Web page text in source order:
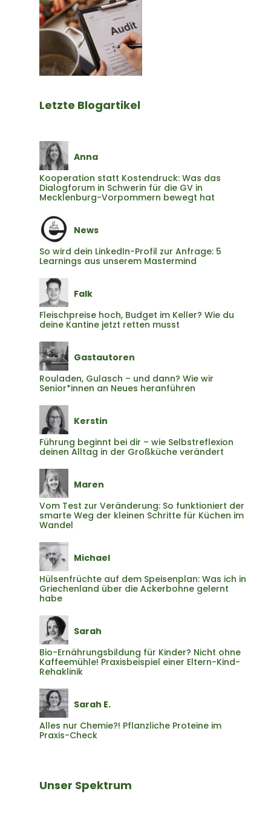
l
t
u
n
g
Letzte Blogartikel
Anna
Kooperation statt Kostendruck: Was das
Dialogforum in Schwerin für die GV in
Mecklenburg-Vorpommern bewegt hat
News
So wird dein LinkedIn-Profil zur Anfrage: 5
Learnings aus unserem Mastermind
Falk
Fleischpreise hoch, Budget im Keller? Wie du
deine Kantine jetzt retten musst
Gastautoren
Rouladen, Gulasch – und dann? Wie wir
Senior*innen an Neues heranführen
Kerstin
Führung beginnt bei dir – wie Selbstreflexion
deinen Alltag in der Großküche verändert
Maren
Vom Test zur Veränderung: So funktioniert der
smarte Weg der kleinen Schritte für Küchen im
Wandel
Michael
Hülsenfrüchte auf dem Speisenplan: Was ich in
Griechenland über die Ackerbohne gelernt
habe
Sarah
Bio-Ernährungsbildung für Kinder? Nicht ohne
Kaffeemühle! Praxisbeispiel einer Eltern-Kind-
Rehaklinik
Sarah E.
Alles nur Chemie?! Pflanzliche Proteine im
Praxis-Check
Unser Spektrum